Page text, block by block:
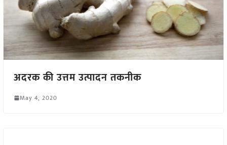
अदरक की उत्तम उत्पादन तकनीक
May 4, 2020